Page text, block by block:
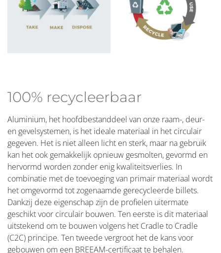
100% recycleerbaar
Aluminium, het hoofdbestanddeel van onze raam-, deur-
en gevelsystemen, is het ideale materiaal in het circulair
gegeven. Het is niet alleen licht en sterk, maar na gebruik
kan het ook gemakkelijk opnieuw gesmolten, gevormd en
hervormd worden zonder enig kwaliteitsverlies. In
combinatie met de toevoeging van primair materiaal wordt
het omgevormd tot zogenaamde gerecycleerde billets.
Dankzij deze eigenschap zijn de profielen uitermate
geschikt voor circulair bouwen. Ten eerste is dit materiaal
uitstekend om te bouwen volgens het Cradle to Cradle
(C2C) principe. Ten tweede vergroot het de kans voor
gebouwen om een BREEAM-certificaat te behalen.